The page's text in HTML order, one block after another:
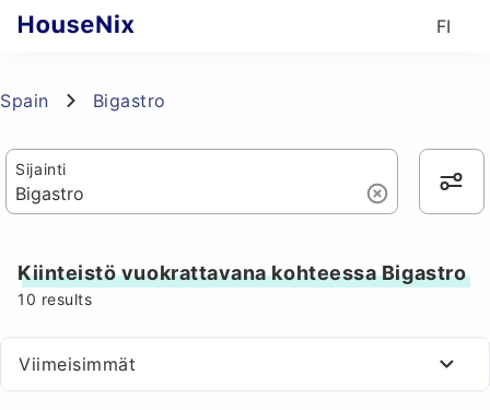
FI
Spain Bigastro
Sijainti
Kiinteistö vuokrattavana kohteessa Bigastro
10 results
Viimeisimmät